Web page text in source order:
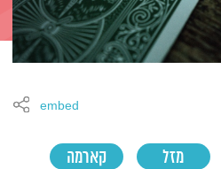
מזל קארמה
embed